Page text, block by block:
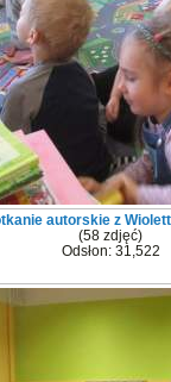
autorskie z
(58 zdjęć)
Odsłon: 31,522